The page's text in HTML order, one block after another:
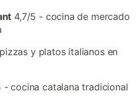
4,7/5 - cocina de mercado
y platos italianos en
cocina catalana tradicional